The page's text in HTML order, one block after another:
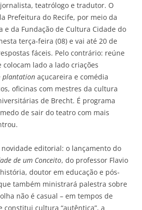
teatrólogo e tradutor. O
Prefeitura do Recife, por meio da
e da Fundação de Cultura Cidade do
terça-feira (08) e vai até 20 de
fáceis. Pelo contrário: reúne
lado a lado criações
plantation açucareira e comédia
oficinas com mestres da cultura
de Brecht. É programa
de sair do teatro com mais
editorial: o lançamento do
de um Conceito, do professor Flavio
doutor em educação e pós-
também ministrará palestra sobre
não é casual – em tempos de
constitui cultura “autêntica”, a